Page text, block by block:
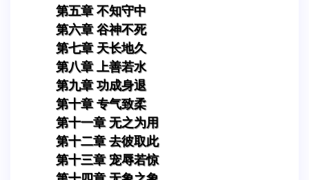
第五章 不知守中
第六章 谷神不死
第七章 天长地久
第八章 上善若水
第九章 功成身退
第十章 专气致柔
第十一章 无之为用
第十二章 去彼取此
第十三章 宠辱若惊